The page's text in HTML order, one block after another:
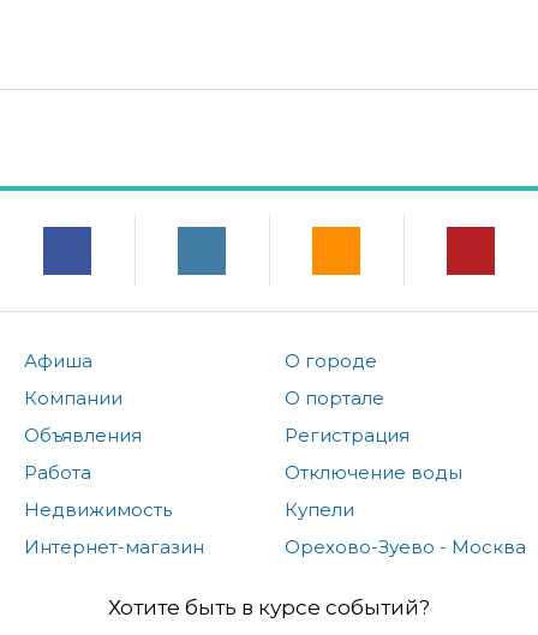
Афиша
Компании
Объявления
Работа
Недвижимость
Интернет-магазин
О городе
О портале
Регистрация
Отключение воды
Купели
Орехово-Зуево - Москва
Хотите быть в курсе событий?